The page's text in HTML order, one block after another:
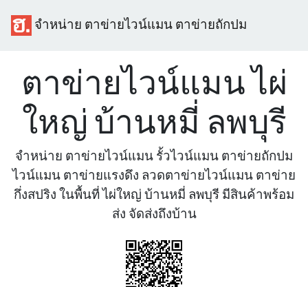
จำหน่าย ตาข่ายไวน์แมน ตาข่ายถักปม
ตาข่ายไวน์แมน ไผ่
ใหญ่ บ้านหมี่ ลพบุรี
จำหน่าย ตาข่ายไวน์แมน รั้วไวน์แมน ตาข่ายถักปม
ไวน์แมน ตาข่ายแรงดึง ลวดตาข่ายไวน์แมน ตาข่าย
กึ่งสปริง ในพื้นที่ ไผ่ใหญ่ บ้านหมี่ ลพบุรี มีสินค้าพร้อม
ส่ง จัดส่งถึงบ้าน